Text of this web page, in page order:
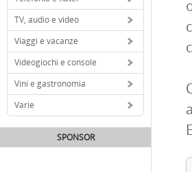
TV, audio e video
Viaggi e vacanze
Videogiochi e console
Vini e gastronomia
Varie
SPONSOR